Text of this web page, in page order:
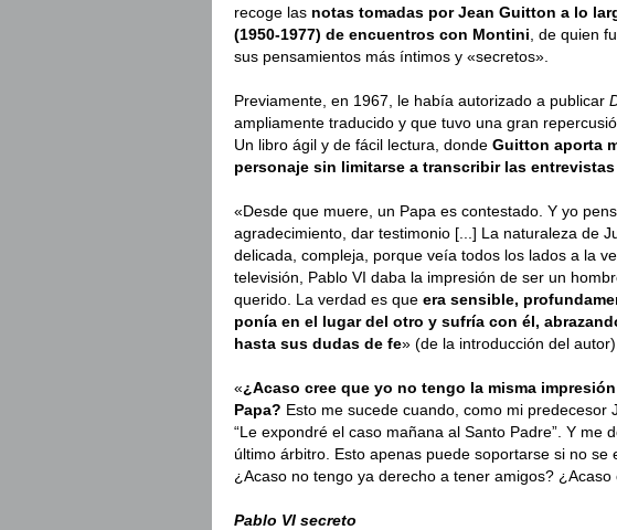
recoge las notas tomadas por Jean Guitton a lo
(1950-1977) de encuentros con Montini , de quien
sus pensamientos más íntimos y «secretos».
Previamente, en 1967, le había autorizado a publicar
ampliamente traducido y que tuvo una gran
Un libro ágil y de fácil lectura, donde Guitton aporta
personaje sin limitarse a transcribir las
«Desde que muere, un Papa es contestado. Y yo
agradecimiento, dar testimonio [...] La naturaleza de
delicada, compleja, porque veía todos los lados a la
televisión, Pablo VI daba la impresión de ser un
querido. La verdad es que era sensible,
ponía en el lugar del otro y sufría con él,
hasta sus dudas de fe» (de la introducción del autor).
«¿Acaso cree que yo no tengo la misma
Papa? Esto me sucede cuando, como mi
“Le expondré el caso mañana al Santo Padre”. Y
último árbitro. Esto apenas puede soportarse si no
¿Acaso no tengo ya derecho a tener amigos? ¿Acaso
Pablo VI secreto